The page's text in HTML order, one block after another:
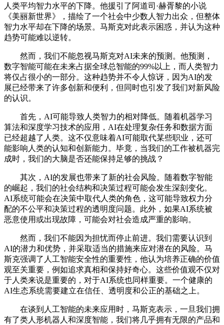
人类平均智力水平的下降。他援引了阿道司·赫胥黎的小说
《美丽新世界》，描绘了一个社会中少数人智力出众，但整体
智力水平却在下降的场景。马斯克对此表示困惑，并认为这种
趋势可能难以逆转。
然而，我们不能忽视马斯克对AI未来的预测。他预测，
数字智能可能在未来占据全球总智能的99%以上，而人类智力
将仅占很小的一部分。这种趋势并不令人惊讶，因为AI的发
展已经带来了许多创新和便利，但同时也引发了我们对新风险
的认识。
首先，AI可能导致人类智力的相对降低。随着机器学习
算法和深度学习技术的应用，AI在处理复杂任务和数据方面
已经超越了人类。这不仅意味着AI可能取代某些职业，还可
能影响人类的认知和创新能力。毕竟，当我们的工作被机器完
成时，我们的大脑是否还能保持足够的挑战？
其次，AI的发展也带来了新的社会风险。随着数字智能
的崛起，我们的社会结构和决策过程可能会发生深刻变化。
AI系统可能会在决策中取代人类的角色，这可能导致权力分
配的不公平和决策过程的透明度问题。此外，如果AI系统被
恶意使用或出现故障，可能会对社会造成严重的影响。
然而，我们不能因为担忧而停止前进。我们需要认识到
AI的潜力和优势，并采取适当的措施来应对潜在的风险。马
斯克强调了人工智能安全性的重要性，他认为培养正确的价值
观至关重要，例如追求真相和保持好奇心。这些价值观不仅对
于人类来说是重要的，对于AI系统也同样重要。一个健康的
AI生态系统需要建立在信任、透明度和公正的基础之上。
在谈到人工智能的未来应用时，马斯克表示，一旦我们拥
有了类人形机器人和深度智能，我们将几乎拥有无限的产品和